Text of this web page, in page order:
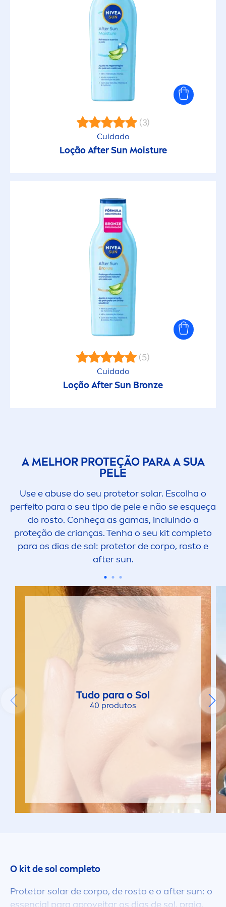
(3)
Cuidado
Loção AfterSun Moisture
(5)
Cuidado
Loção AfterSun Bronze
A MELHOR PROTEÇÃO PARA A SUA
PELE
Use e abuse do seu protetor solar. Escolha o
perfeito para o seu tipo de pele e não se esqueça
do rosto. Conheça as gamas, incluindo a
proteção de crianças. Tenha o seu kit completo
para os dias de sol: protetor de corpo, rosto e
aftersun.
Tudo para o Sol
40 produtos
O kit de sol completo
Protetor solar de corpo, de rosto e o aftersun: o
essencial para aproveitar os dias de sol, praia,